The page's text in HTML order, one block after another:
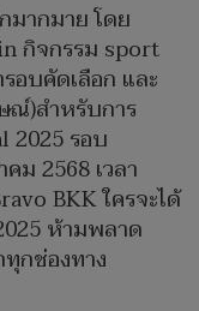
ากมาย โดย
กิจกรรม sport
อบคัดเลือก และ
ณ์)สำหรับการ
2025 รอบ
ม 2568 เวลา
BKK ใครจะได้
ห้ามพลาด
กช่องทาง